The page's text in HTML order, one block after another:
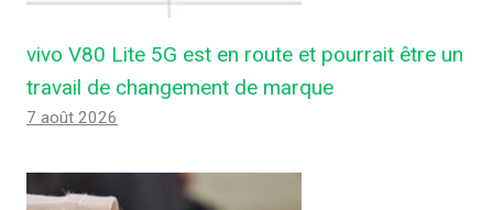
vivo V80 Lite 5G est en route et pourrait être un
travail de changement de marque
7 août 2026